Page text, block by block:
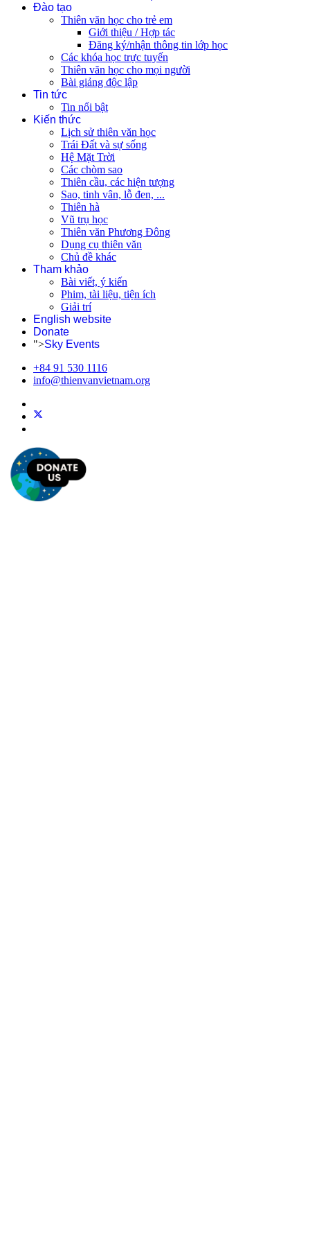
Đào tạo
Thiên văn học cho trẻ em
Giới thiệu / Hợp tác
Đăng ký/nhận thông tin lớp học
Các khóa học trực tuyến
Thiên văn học cho mọi người
Bài giảng độc lập
Tin tức
Tin nổi bật
Kiến thức
Lịch sử thiên văn học
Trái Đất và sự sống
Hệ Mặt Trời
Các chòm sao
Thiên cầu, các hiện tượng
Sao, tinh vân, lỗ đen, ...
Thiên hà
Vũ trụ học
Thiên văn Phương Đông
Dụng cụ thiên văn
Chủ đề khác
Tham khảo
Bài viết, ý kiến
Phim, tài liệu, tiện ích
Giải trí
English website
Donate
">Sky Events
+84 91 530 1116
info@thienvanvietnam.org